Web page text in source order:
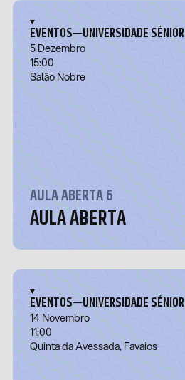
EVENTOS—UNIVERSIDADE SÉNIOR
5 Dezembro
15:00
Salão Nobre
AULA ABERTA 6
AULA ABERTA
EVENTOS—UNIVERSIDADE SÉNIOR
14 Novembro
11:00
Quinta da Avessada, Favaios